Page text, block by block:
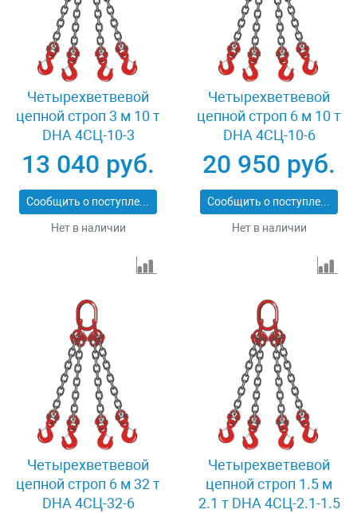
Четырехветвевой
цепной строп 3 м 10 т
DHA 4СЦ-10-3
13 040 руб.
Сообщить о поступлении
Нет в наличии
Четырехветвевой
цепной строп 6 м 10 т
DHA 4СЦ-10-6
20 950 руб.
Сообщить о поступлении
Нет в наличии
Четырехветвевой
цепной строп 6 м 32 т
DHA 4СЦ-32-6
Четырехветвевой
цепной строп 1.5 м
2.1 т DHA 4СЦ-2.1-1.5